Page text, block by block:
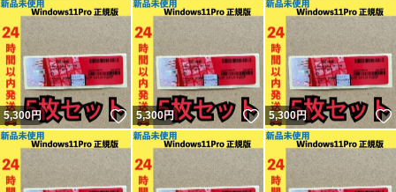
5,300円 いいね！
5,300円 いいね！
5,300円